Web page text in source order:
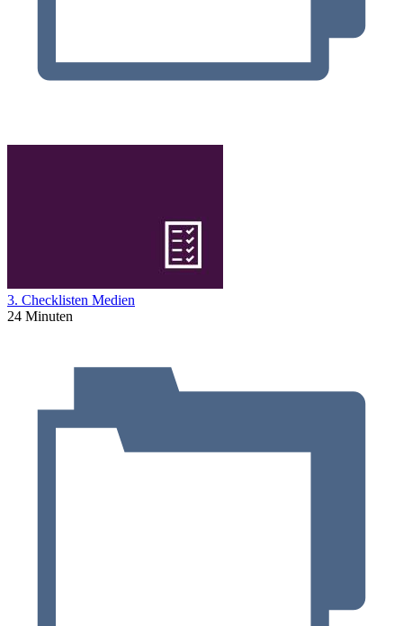
3. Checklisten Medien
24 Minuten